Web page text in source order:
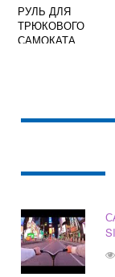
РУЛЬ ДЛЯ
ТРЮКОВОГО
САМОКАТА